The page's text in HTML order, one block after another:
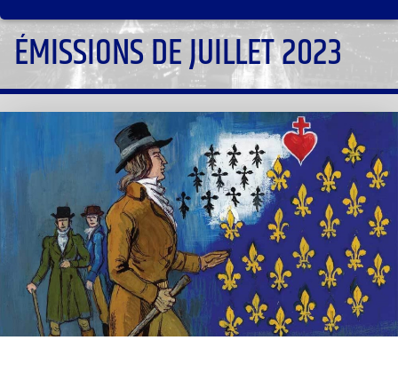
ÉMISSIONS DE JUILLET 2023